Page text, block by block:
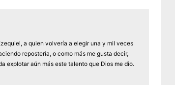
a quien volvería a elegir una y mil veces
repostería, o como más me gusta decir,
explotar aún más este talento que Dios me dio.